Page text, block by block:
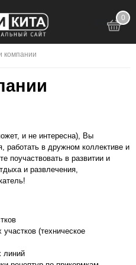
0
компании
и не интересна), Вы
работать в дружном коллективе и
поучаствовать в развитии и
и развлечения,
(техническое
линий